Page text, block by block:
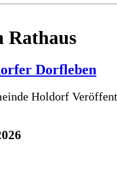
Rathaus
Dorfleben
Holdorf